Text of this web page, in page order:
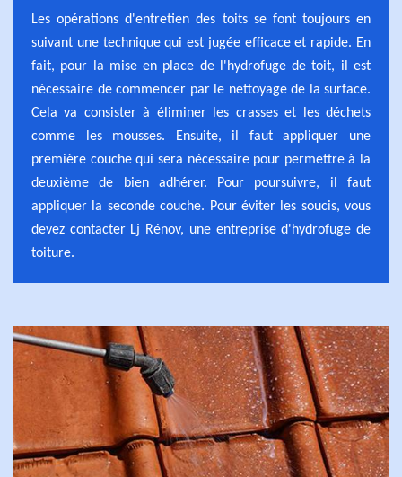
Les opérations d'entretien des toits se font toujours en
suivant une technique qui est jugée efficace et rapide. En
fait, pour la mise en place de l'hydrofuge de toit, il est
nécessaire de commencer par le nettoyage de la surface.
Cela va consister à éliminer les crasses et les déchets
comme les mousses. Ensuite, il faut appliquer une
première couche qui sera nécessaire pour permettre à la
deuxième de bien adhérer. Pour poursuivre, il faut
appliquer la seconde couche. Pour éviter les soucis, vous
devez contacter Lj Rénov, une entreprise d'hydrofuge de
toiture.